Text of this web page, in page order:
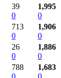
39
0
1,995
0
713
0
1,906
0
26
0
1,886
0
788
0
1,683
0